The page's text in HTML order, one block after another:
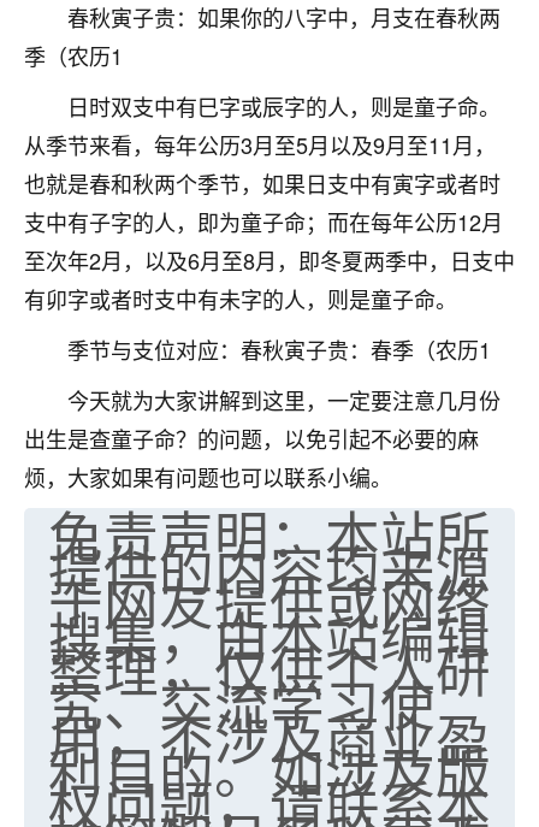
春秋寅子贵：如果你的八字中，月支在春秋两
季（农历1
日时双支中有巳字或辰字的人，则是童子命。
从季节来看，每年公历3月至5月以及9月至11月，
也就是春和秋两个季节，如果日支中有寅字或者时
支中有子字的人，即为童子命；而在每年公历12月
至次年2月，以及6月至8月，即冬夏两季中，日支中
有卯字或者时支中有未字的人，则是童子命。
季节与支位对应：春秋寅子贵：春季（农历1
今天就为大家讲解到这里，一定要注意几月份
出生是查童子命？的问题，以免引起不必要的麻
烦，大家如果有问题也可以联系小编。
免责声明：本站所
提供的内容均来源
于网友提供或网络
搜集，由本站编辑
整理，仅供个人研
究、交流学习使
用，不涉及商业盈
利目的。如涉及版
权问题，请联系本
心心相印
我身体不太好，总是病病殃殃的，去检查又没什么大
问题，反正就是不舒服。中医西医看遍了，找不到问
题，后来无意中看到有人推荐慧来老师，跟老师聊过
之后，心情豁然开朗，也听老师建议，处理了一些因
果问题。今年以来，身体比以前好多，主要是心情好
了，老师说境随心转，现在深有体会了。
鹿森 ：是的，其实跟老师聊过之后，最大的感
触，首先就是心态会变好，万般皆是命，半点
不由人！
1天前 来自四川 9
金白水清
我也想找老师看看，有没有人给个联系方式的啊？
鹿森：慧来老师微信：gjsy0624
1天前 来自江西 12
青春168
我也想要，我也想要！
2天前 来自山西 15
Jessica李
老师做不做超度法事？我想给我奶奶做超度，她今年
刚去世了。